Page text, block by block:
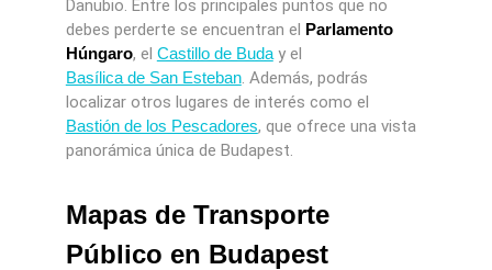
Danubio. Entre los principales puntos que no
debes perderte se encuentran el Parlamento
Húngaro, el Castillo de Buday el
Basílica de San Esteban. Además, podrás
localizar otros lugares de interés como el
Bastión de los Pescadores, que ofrece una vista
panorámica única de Budapest.
Mapas de Transporte
Público en Budapest